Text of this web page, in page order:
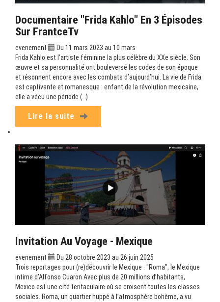
Documentaire "Frida Kahlo" En 3 Épisodes
Sur FrantceTv
evenement
Du 11 mars 2023 au 10 mars
Frida Kahlo est l’artiste féminine la plus célèbre du XXe siècle. Son
œuvre et sa personnalité ont bouleversé les codes de son époque
et résonnent encore avec les combats d’aujourd’hui. La vie de Frida
est captivante et romanesque : enfant de la révolution mexicaine,
elle a vécu une période (…)
Lire la suite
Invitation Au Voyage - Mexique
evenement
Du 28 octobre 2023 au 26 juin 2025
Trois reportages pour (re)découvrir le Mexique : "Roma", le Mexique
intime d’Alfonso Cuaron Avec plus de 20 millions d’habitants,
Mexico est une cité tentaculaire où se croisent toutes les classes
sociales. Roma, un quartier huppé à l’atmosphère bohème, a vu